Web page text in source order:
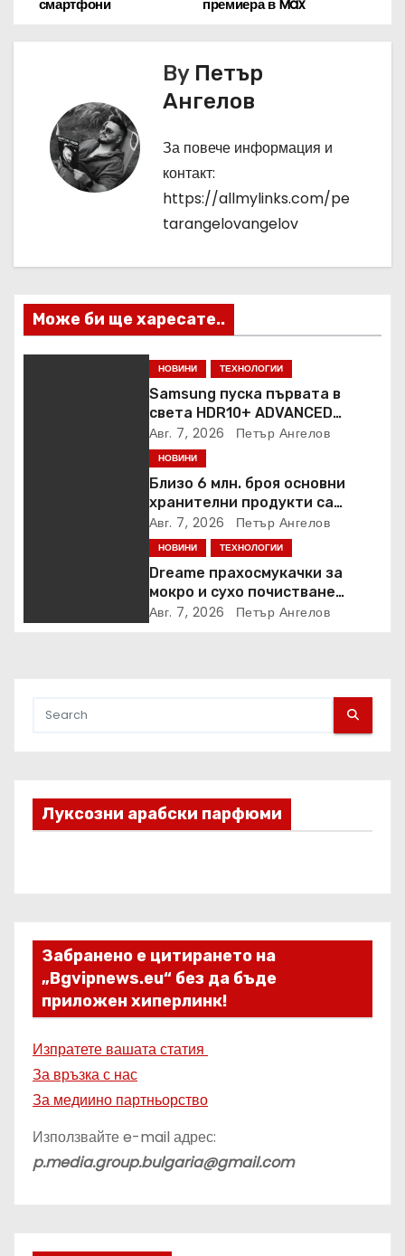
в
я
премиера в Max
смартфони
By Петър
Ангелов
За повече информация и
контакт:
https://allmylinks.com/pe
tarangelovangelov
Може би ще харесате..
НОВИНИ ТЕХНОЛОГИИ
Samsung пуска първата в
света HDR10+ ADVANCED
стрийминг услуга в Prime
Video
Авг. 7, 2026 Петър Ангелов
НОВИНИ
Близо 6 млн. броя основни
хранителни продукти са
закупени от „Кошница с
грижа“ в Kaufland от старта на
кампанията
Авг. 7, 2026 Петър Ангелов
НОВИНИ ТЕХНОЛОГИИ
Dreame прахосмукачки за
мокро и сухо почистване
надхвърлиха 2 000 патентни
Авг. 7, 2026 Петър Ангелов
Луксозни арабски парфюми
Забранено е цитирането на
„Bgvipnews.eu“ без да бъде
приложен хиперлинк!
Изпратете вашата статия
За връзка с нас
За медиино партньорство
Използвайте e-mail адрес:
p.media.group.bulgaria@gmail.com